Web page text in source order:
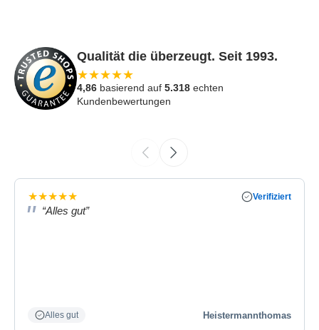
Qualität die überzeugt. Seit 1993.
★★★★★
4,86 basierend auf 5.318 echten
Kundenbewertungen
★★★★★ Verifiziert
“Alles gut”
Alles gut Heistermannthomas